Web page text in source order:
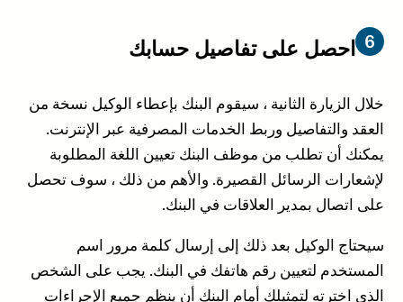
احصل على تفاصيل حسابك
خلال الزيارة الثانية ، سيقوم البنك بإعطاء الوكيل نسخة من
العقد والتفاصيل وربط الخدمات المصرفية عبر الإنترنت.
يمكنك أن تطلب من موظف البنك تعيين اللغة المطلوبة
لإشعارات الرسائل القصيرة. والأهم من ذلك ، سوف تحصل
على اتصال بمدير العلاقات في البنك.
سيحتاج الوكيل بعد ذلك إلى إرسال كلمة مرور اسم
المستخدم لتعيين رقم هاتفك في البنك. يجب على الشخص
الذي اخترته لتمثيلك أمام البنك أن ينظم جميع الإجراءات